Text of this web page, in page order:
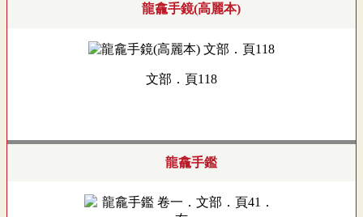
龍龕手鏡(高麗本)
文部．頁118
龍龕手鑑